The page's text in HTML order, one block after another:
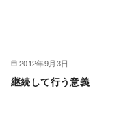
2012年9月3日
継続して行う意義